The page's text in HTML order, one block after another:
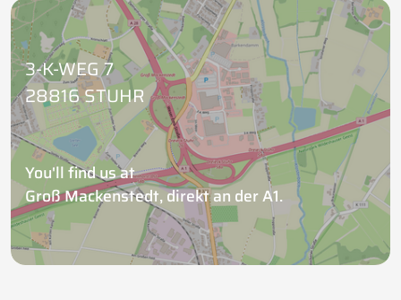
3-K-WEG 7
28816 STUHR
You'll find us at
Groß Mackenstedt, direkt an der A1.